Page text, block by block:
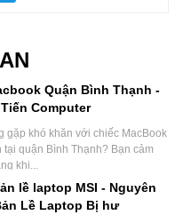
Quận Bình Thạnh -
Computer
gặp khó khăn với chiếc MacBook
tại quận Bình Thạnh? Bạn cảm
khi...
lề laptop MSI - Nguyên
Lề Laptop Bị hư